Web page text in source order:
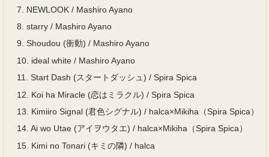
7.
NEWLOOK / Mashiro Ayano
8. starry / Mashiro Ayano
9. Shoudou (衝動) / Mashiro Ayano
10. ideal white / Mashiro Ayano
11.
Start Dash (スタートダッシュ) / Spira Spica
12.
Koi ha Miracle (恋はミラクル) / Spira Spica
13.
Kimiiro Signal (君色シグナル) / halca×Mikiha（Spira Spica）
14. Ai wo Utae (アイヲウタエ) / halca×Mikiha（Spira Spica）
15. Kimi no Tonari (キミの隣) / halca